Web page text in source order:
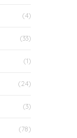
(4)
(33)
(1)
(24)
(3)
(78)